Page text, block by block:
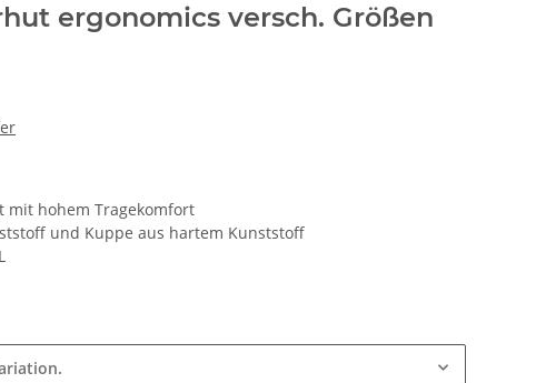
ergonomics versch. Größen
mit hohem Tragekomfort
und Kuppe aus hartem Kunststoff